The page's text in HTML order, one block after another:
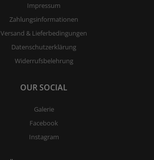
Impressum
Zahlungsinformationen
Versand & Lieferbedingungen
Datenschutzerklärung
Widerrufsbelehrung
OUR SOCIAL
Galerie
Facebook
Instagram